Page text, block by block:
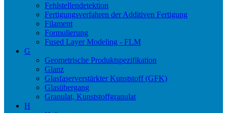
Fehlstellendetektion
Fertigungsverfahren der Additiven Fertigung
Filament
Formulierung
Fused Layer Modeling - FLM
G
Geometrische Produktspezifikation
Glanz
Glasfaserverstärkter Kunststoff (GFK)
Glasübergang
Granulat, Kunststoffgranulat
H